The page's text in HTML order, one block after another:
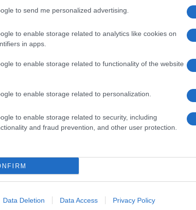
to send me personalized advertising.
to enable storage related to analytics like cookies on
in apps.
to enable storage related to functionality of the website
to enable storage related to personalization.
to enable storage related to security, including
and fraud prevention, and other user protection.
Data Deletion Data Access Privacy Policy